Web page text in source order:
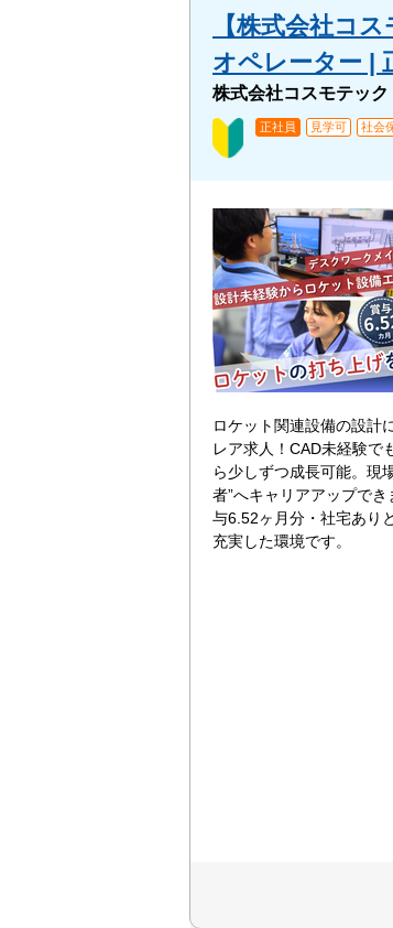
【株式会社コ
オペレーター |
株式会社コスモテック
正社員 見学可 社会
ロケット関連設備の設計
レア求人！CAD未経験で
ら少しずつ成長可能。現
者”へキャリアアップで
与6.52ヶ月分・社宅あり
充実した環境です。